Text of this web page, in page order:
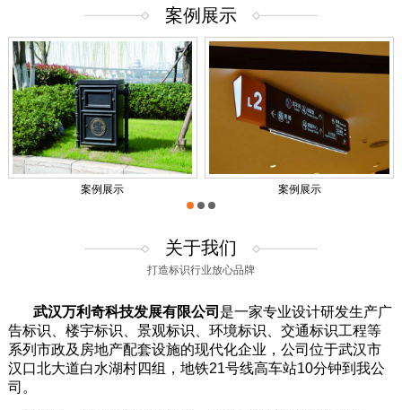
案例展示
案例展示 案例展示
关于我们
打造标识行业放心品牌
武汉万利奇科技发展有限公司 是一家专业设计研发生产广
告标识、楼宇标识、景观标识、环境标识、交通标识工程等
系列市政及房地产配套设施的现代化企业，公司位于武汉市
汉口北大道白水湖村四组，地铁21号线高车站10分钟到我公
司。